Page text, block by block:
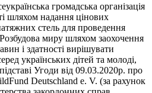
громадська організація
шляхом надання цінових
стель для проведення
миру шляхом заохочення
і здатності вирішувати
українських дітей та молоді,
Угоди від 09.03.2020р. про
Deutschland e. V. (за рахунок